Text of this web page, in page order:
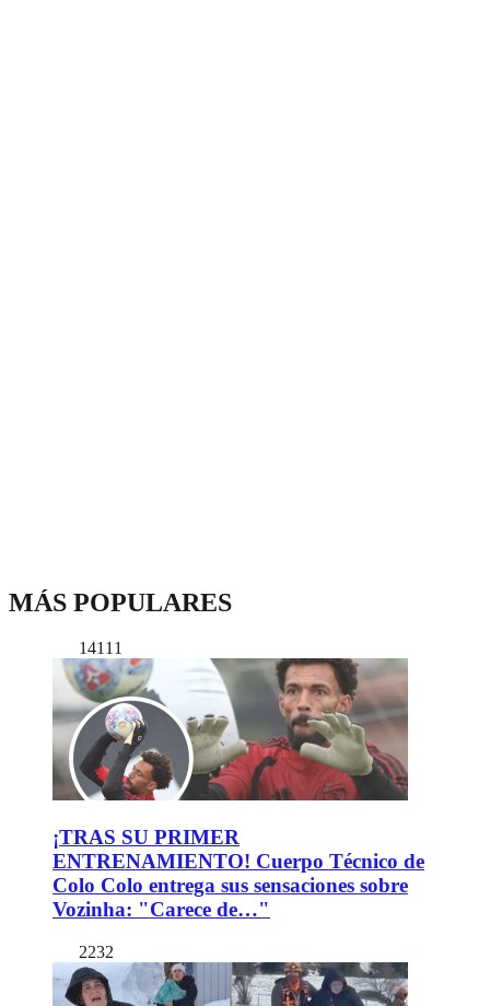
MÁS POPULARES
14111
¡TRAS SU PRIMER
ENTRENAMIENTO! Cuerpo Técnico de
Colo Colo entrega sus sensaciones sobre
Vozinha: "Carece de…"
2232